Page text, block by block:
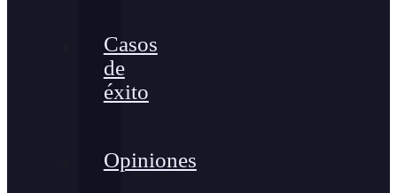
Casos
de
éxito
Opiniones